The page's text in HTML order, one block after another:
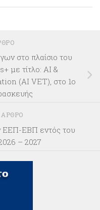
στο πλαίσιο του
με τίτλο: AI &
(AI VET), στο 1ο
ΕΕΠ-ΕΒΠ εντός του
– 2027